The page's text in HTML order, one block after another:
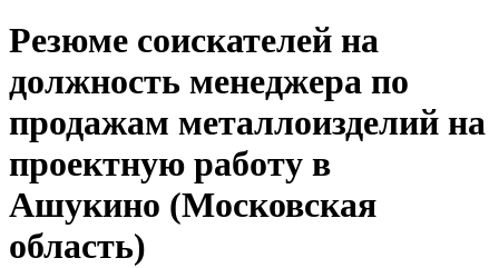
Резюме соискателей на
должность менеджера по
продажам металлоизделий на
проектную работу в
Ашукино (Московская
область)